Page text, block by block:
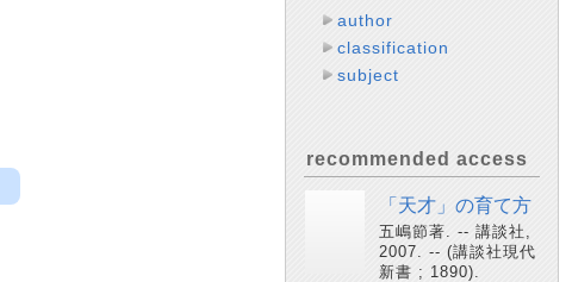
author
classification
subject
recommended access
「天才」の育て方
五嶋節著. -- 講談社,
2007. -- (講談社現代
新書 ; 1890).